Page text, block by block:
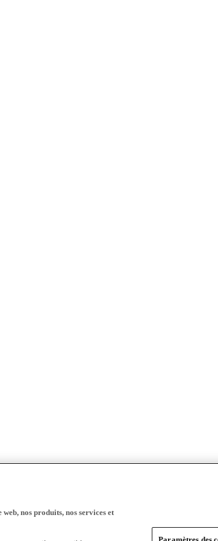
nos produits, nos services et